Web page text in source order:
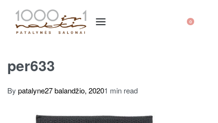
0
per633
By patalyne27 balandžio, 20201 min read